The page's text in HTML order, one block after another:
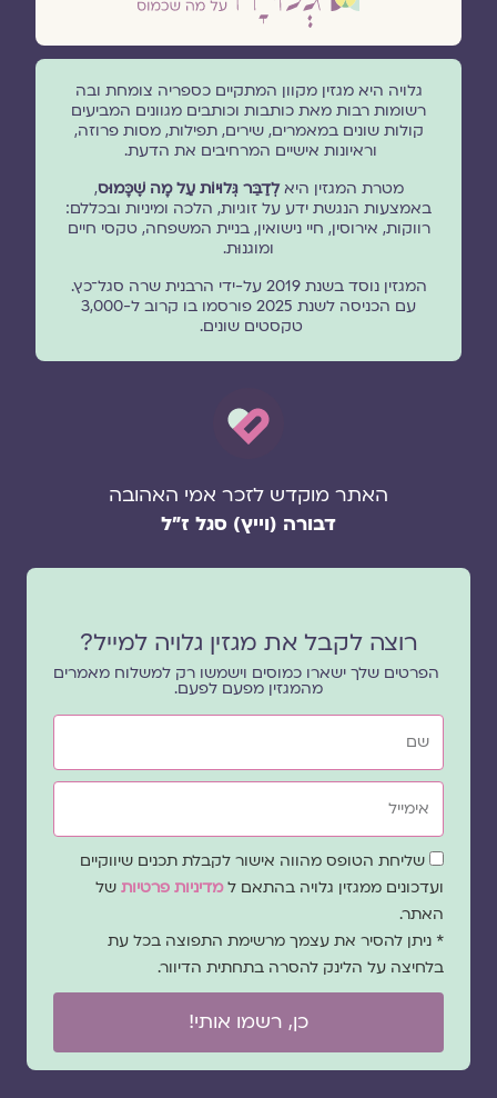
גלויה היא מגזין מקוון המתקיים כספריה צומחת ובה
רשומות רבות מאת כותבות וכותבים מגוונים המביעים
קולות שונים במאמרים, שירים, תפילות, מסות פרוזה,
וראיונות אישיים המרחיבים את הדעת.
מטרת המגזין היאלְדַבֵּר גְּלוּיוֹת עַל מָה שֶׁכָּמוּס,
באמצעות הנגשת ידע על זוגיות, הלכה ומיניות ובכללם:
רווקות, אירוסין, חיי נישואין, בניית המשפחה, טקסי חיים
ומוגנוּת.
המגזין נוסד בשנת 2019 על-ידי הרבנית שרה סגל־כץ.
עם הכניסה לשנת 2025 פורסמו בו קרוב ל-3,000
טקסטים שונים.
האתר מוקדש לזכר אמי האהובה
דבורה (וייץ) סגל ז"ל
רוצה לקבל את מגזין גלויה למייל?
הפרטים שלך ישארו כמוסים וישמשו רק למשלוח מאמרים
מהמגזין מפעם לפעם.
שם
אימייל
שדה
הסכמה
שליחת הטופס מהווה אישור לקבלת תכנים שיווקיים
ועדכונים ממגזין גלויה בהתאם למדיניות פרטיות של
האתר.
* ניתן להסיר את עצמך מרשימת התפוצה בכל עת
בלחיצה על הלינק להסרה בתחתית הדיוור.
כן, רשמו אותי!